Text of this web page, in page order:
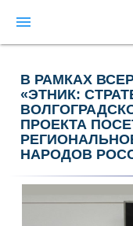
menu
В РАМКАХ
«ЭТНИК:
ПРОЕКТА
НАРОДОВ